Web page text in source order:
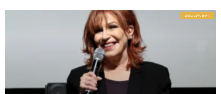
חדשות סלבס בעולם